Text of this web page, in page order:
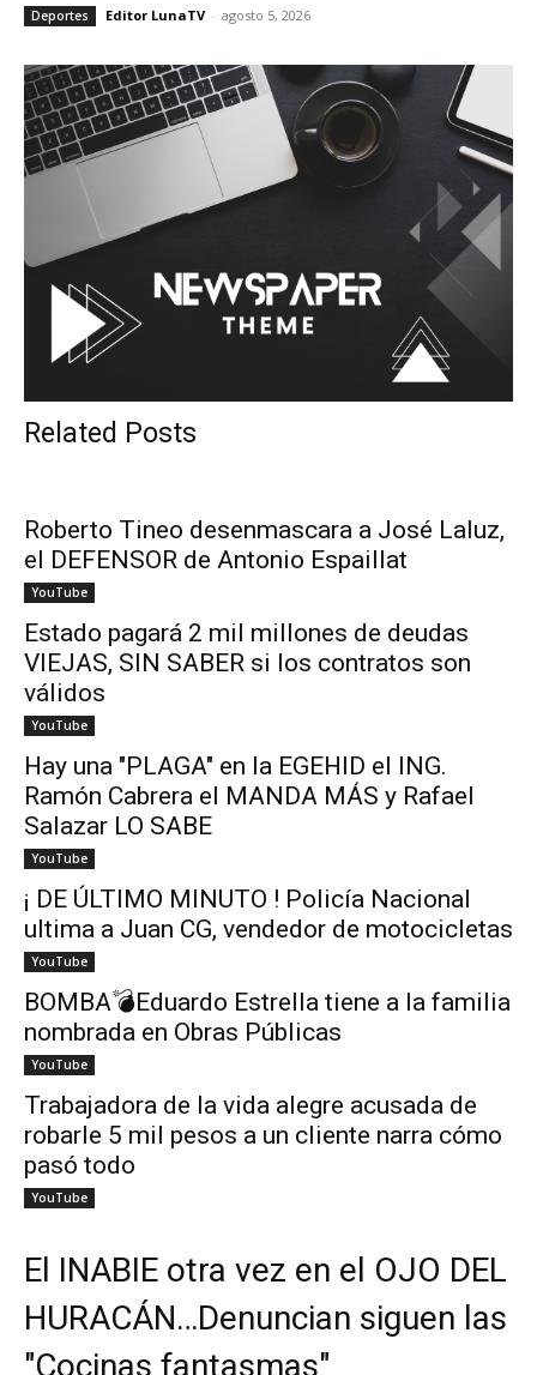
Deportes Editor LunaTV - agosto 5, 2026
Related Posts
Roberto Tineo desenmascara a José Laluz,
el DEFENSOR de Antonio Espaillat
YouTube
Estado pagará 2 mil millones de deudas
VIEJAS, SIN SABER si los contratos son
válidos
YouTube
Hay una "PLAGA" en la EGEHID el ING.
Ramón Cabrera el MANDA MÁS y Rafael
Salazar LO SABE
YouTube
¡ DE ÚLTIMO MINUTO ! Policía Nacional
ultima a Juan CG, vendedor de motocicletas
YouTube
BOMBA💣Eduardo Estrella tiene a la familia
nombrada en Obras Públicas
YouTube
Trabajadora de la vida alegre acusada de
robarle 5 mil pesos a un cliente narra cómo
pasó todo
YouTube
El INABIE otra vez en el OJO DEL
HURACÁN…Denuncian siguen las
"Cocinas fantasmas"